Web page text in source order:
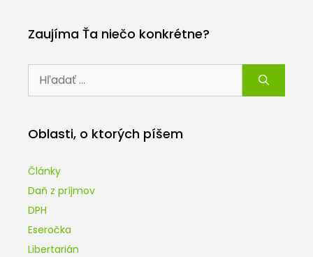
Zaujíma Ťa niečo konkrétne?
Oblasti, o ktorých píšem
Články
Daň z príjmov
DPH
Eseročka
Libertarián